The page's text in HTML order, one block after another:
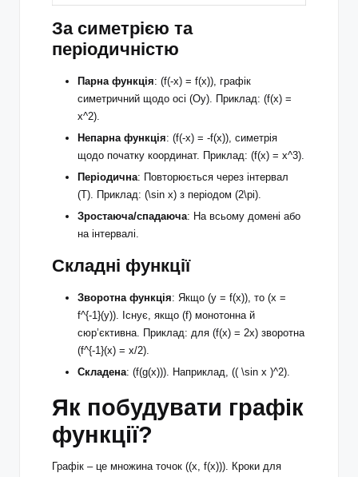
За симетрією та
періодичністю
Парна функція: (f(-x) = f(x)), графік
симетричний щодо осі (Oy). Приклад: (f(x) =
x^2).
Непарна функція: (f(-x) = -f(x)), симетрія
щодо початку координат. Приклад: (f(x) = x^3).
Періодична: Повторюється через інтервал
(T). Приклад: (\sin x) з періодом (2\pi).
Зростаюча/спадаюча: На всьому домені або
на інтервалі.
Складні функції
Зворотна функція: Якщо (y = f(x)), то (x =
f^{-1}(y)). Існує, якщо (f) монотонна й
сюр’єктивна. Приклад: для (f(x) = 2x) зворотна
(f^{-1}(x) = x/2).
Складена: (f(g(x))). Наприклад, (( \sin x )^2).
Як побудувати графік
функції?
Графік – це множина точок ((x, f(x))). Кроки для